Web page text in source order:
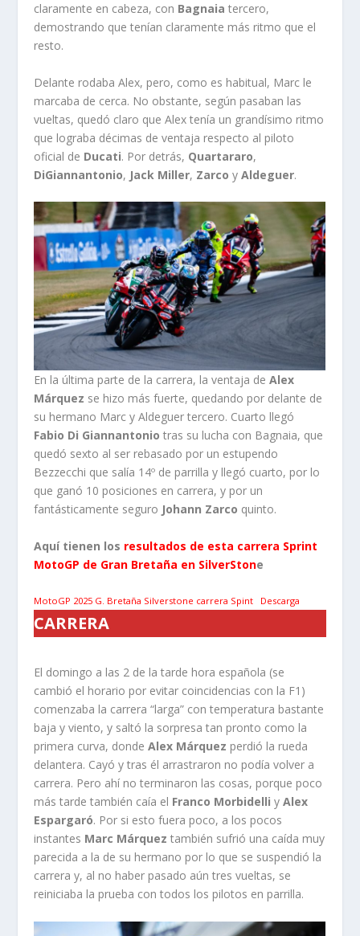
claramente en cabeza, con Bagnaia tercero,
demostrando que tenían claramente más ritmo que el
resto.
Delante rodaba Alex, pero, como es habitual, Marc le
marcaba de cerca. No obstante, según pasaban las
vueltas, quedó claro que Alex tenía un grandísimo ritmo
que lograba décimas de ventaja respecto al piloto
oficial de Ducati. Por detrás, Quartararo,
DiGiannantonio, Jack Miller, Zarco y Aldeguer.
En la última parte de la carrera, la ventaja deAlex
Márquez se hizo más fuerte, quedando por delante de
su hermano Marc y Aldeguer tercero. Cuarto llegó
Fabio Di Giannantonio tras su lucha con Bagnaia, que
quedó sexto al ser rebasado por un estupendo
Bezzecchi que salía 14º de parrilla y llegó cuarto, por lo
que ganó 10 posiciones en carrera, y por un
fantásticamente seguro Johann Zarco quinto.
Aquí tienen los resultados de esta carrera Sprint
MotoGP de Gran Bretaña en SilverStone
MotoGP 2025 G. Bretaña Silverstone carrera Spint Descarga
CARRERA
El domingo a las 2 de la tarde hora española (se
cambió el horario por evitar coincidencias con la F1)
comenzaba la carrera “larga” con temperatura bastante
baja y viento, y saltó la sorpresa tan pronto como la
primera curva, dondeAlex Márquez perdió la rueda
delantera. Cayó y tras él arrastraron no podía volver a
carrera. Pero ahí no terminaron las cosas, porque poco
más tarde también caía el Franco MorbidelliyAlex
Espargaró. Por si esto fuera poco, a los pocos
instantes Marc Márqueztambién sufrió una caída muy
parecida a la de su hermano por lo que se suspendió la
carrera y, al no haber pasado aún tres vueltas, se
reiniciaba la prueba con todos los pilotos en parrilla.